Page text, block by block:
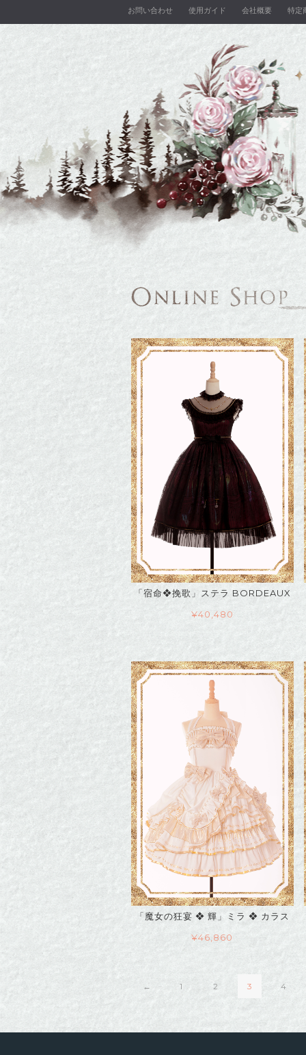
お問い合わせ 使用ガイド 会社概要 特定
「宿命❖挽歌」ステラ BORDEAUX
¥40,480
「魔女の狂宴 ❖ 輝」ミラ ❖ カラス
¥46,860
← 1 2 3 4